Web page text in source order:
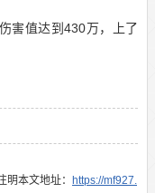
害值达到430万，上了
明本文地址：
https://mf927.